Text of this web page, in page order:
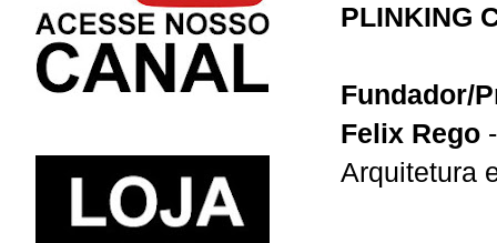
PLINKING
Fundador/
Felix Rego
Arquitetura